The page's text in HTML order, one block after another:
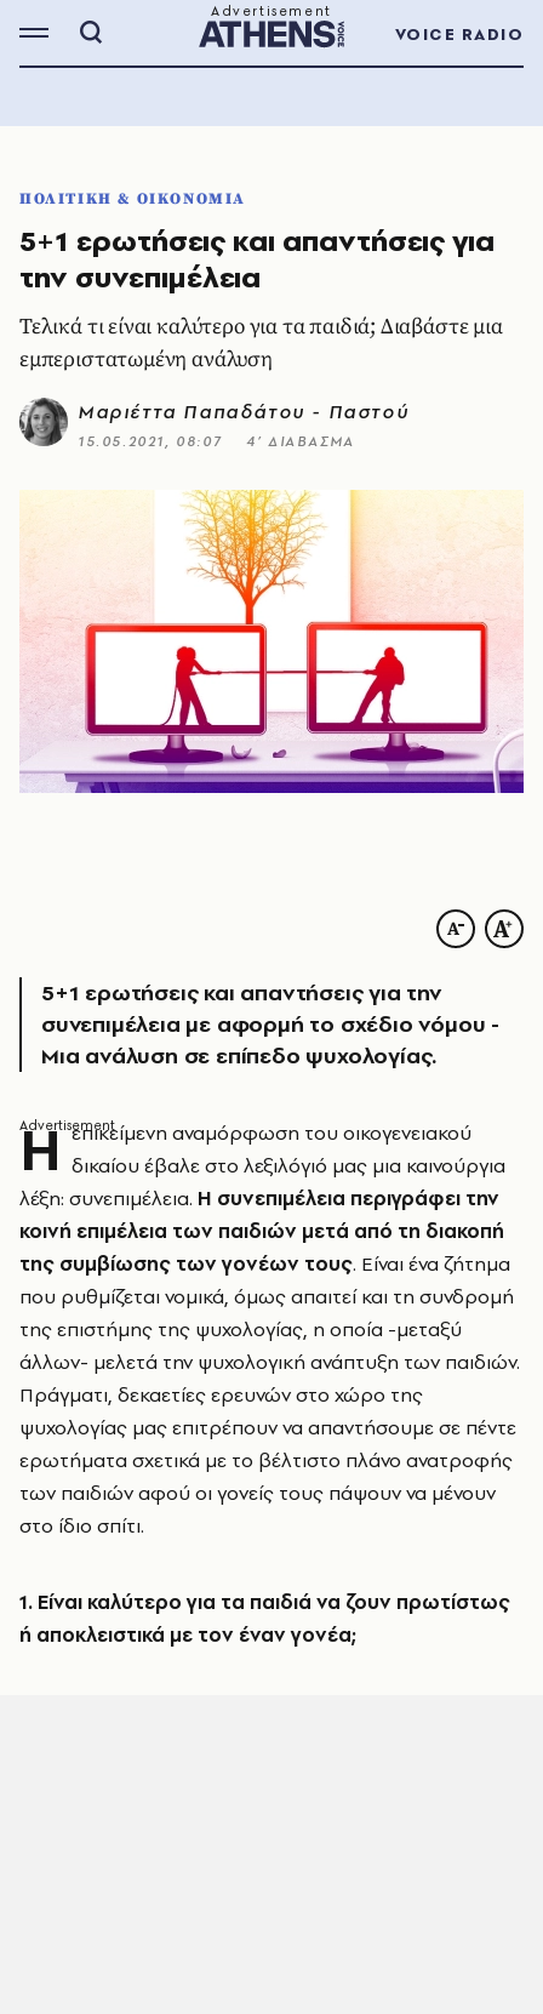
VOICE RADIO
ΠΟΛΙΤΙΚΗ & ΟΙΚΟΝΟΜΙΑ
5+1 ερωτήσεις και απαντήσεις για
την συνεπιμέλεια
Τελικά τι είναι καλύτερο για τα παιδιά; Διαβάστε μια
εμπεριστατωμένη ανάλυση
Μαριέττα Παπαδάτου - Παστού
15.05.2021, 08:07 4’ ΔΙΑΒΑΣΜΑ
5+1 ερωτήσεις και απαντήσεις για την
συνεπιμέλεια με αφορμή το σχέδιο νόμου -
Μια ανάλυση σε επίπεδο ψυχολογίας.
Η επικείμενη αναμόρφωση του οικογενειακού
δικαίου έβαλε στο λεξιλόγιό μας μια καινούργια
λέξη: συνεπιμέλεια. Η συνεπιμέλεια περιγράφει την
κοινή επιμέλεια των παιδιών μετά από τη διακοπή
της συμβίωσης των γονέων τους. Είναι ένα ζήτημα
που ρυθμίζεται νομικά, όμως απαιτεί και τη συνδρομή
της επιστήμης της ψυχολογίας, η οποία -μεταξύ
άλλων- μελετά την ψυχολογική ανάπτυξη των παιδιών.
Πράγματι, δεκαετίες ερευνών στο χώρο της
ψυχολογίας μας επιτρέπουν να απαντήσουμε σε πέντε
ερωτήματα σχετικά με το βέλτιστο πλάνο ανατροφής
των παιδιών αφού οι γονείς τους πάψουν να μένουν
στο ίδιο σπίτι.
1. Είναι καλύτερο για τα παιδιά να ζουν πρωτίστως
ή αποκλειστικά με τον έναν γονέα;